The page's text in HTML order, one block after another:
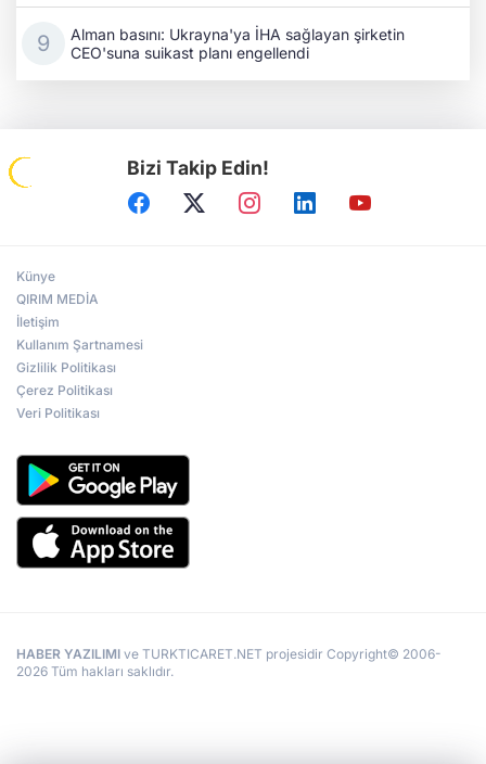
Alman basını: Ukrayna'ya İHA sağlayan şirketin
CEO'suna suikast planı engellendi
Bizi Takip Edin!
Künye
QIRIM MEDİA
İletişim
Kullanım Şartnamesi
Gizlilik Politikası
Çerez Politikası
Veri Politikası
HABER YAZILIMI ve TURKTICARET.NET projesidir Copyright© 2006-
2026 Tüm hakları saklıdır.